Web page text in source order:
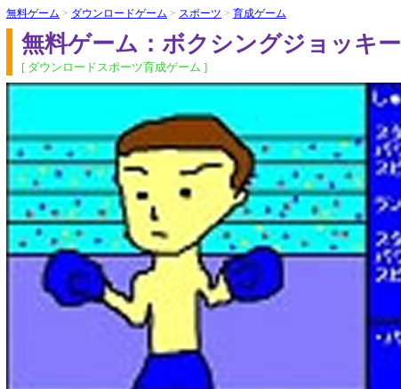
無料ゲーム > ダウンロードゲーム > スポーツ > 育成ゲーム
無料ゲーム：ボクシングジョッキー
[ ダウンロードスポーツ育成ゲーム ]